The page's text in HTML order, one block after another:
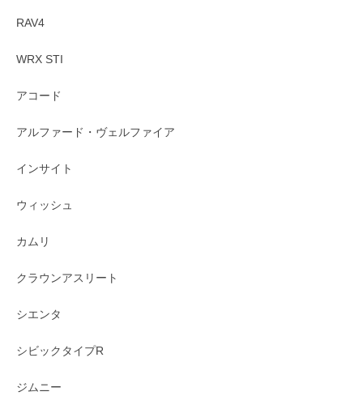
RAV4
WRX STI
アコード
アルファード・ヴェルファイア
インサイト
ウィッシュ
カムリ
クラウンアスリート
シエンタ
シビックタイプR
ジムニー